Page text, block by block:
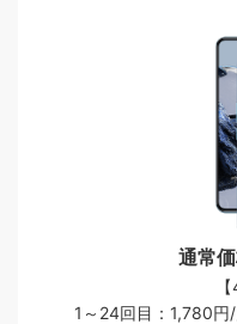
通常
1～24回目：1,780